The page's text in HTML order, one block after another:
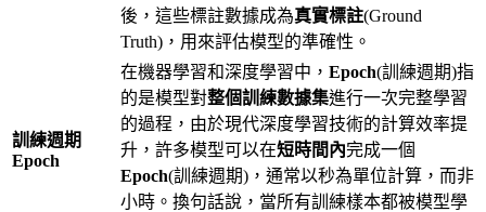
後，這些標註數據成為真實標註(Ground
Truth)，用來評估模型的準確性。
訓練週期
Epoch
在機器學習和深度學習中， Epoch(訓練週期)指
的是模型對整個訓練數據集進行一次完整學習
的過程，由於現代深度學習技術的計算效率提
升，許多模型可以在短時間內完成一個
Epoch(訓練週期)，通常以秒為單位計算，而非
小時。換句話說，當所有訓練樣本都被模型學